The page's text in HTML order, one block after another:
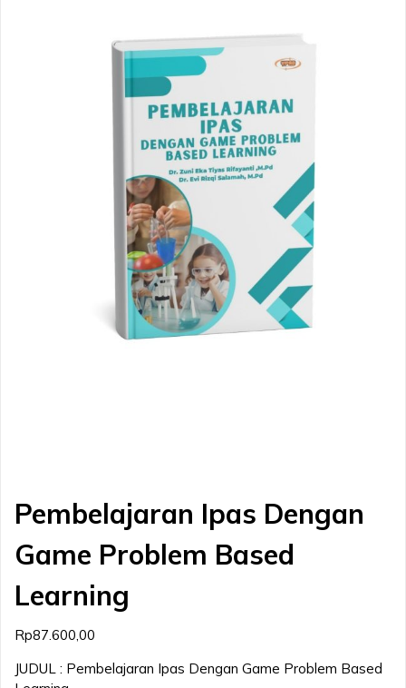
Pembelajaran Ipas Dengan
Game Problem Based
Learning
Rp87.600,00
JUDUL : Pembelajaran Ipas Dengan Game Problem Based